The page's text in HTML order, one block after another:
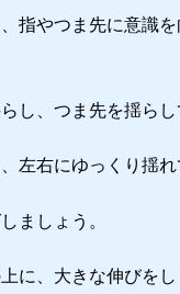
指やつま先に意識を
し、つま先を揺らし
左右にゆっくり揺れ
ましょう。
に、大きな伸びをし